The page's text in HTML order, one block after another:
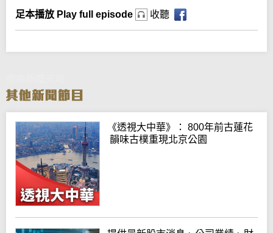
足本播放 Play full episode 收聽
《透視大中華》： 800年前古蓮花
韻味古樸重現北京公園